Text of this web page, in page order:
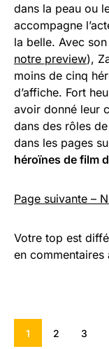
dans la peau ou
accompagne
la belle. Avec
notre preview),
moins de cinq
d’affiche. Fort
avoir donné leur
dans des rôles
dans les pages
héroïnes de film
Page suivante –
Votre top est
en commentaires
1 2 3